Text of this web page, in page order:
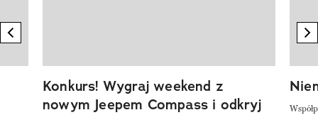
previous element
Konkurs! Wygraj weekend z
nowym Jeepem Compass i odkryj